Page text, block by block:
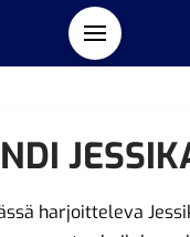
harjoitteleva